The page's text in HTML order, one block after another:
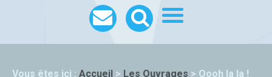
Vous êtes ici : Accueil > Les Ouvrages > Oooh la la !